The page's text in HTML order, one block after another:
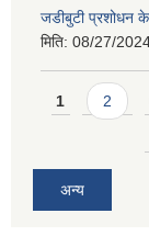
जडीबुटी प्रशोधन
मिति: 08/27/
Pages
1 2
अन्य